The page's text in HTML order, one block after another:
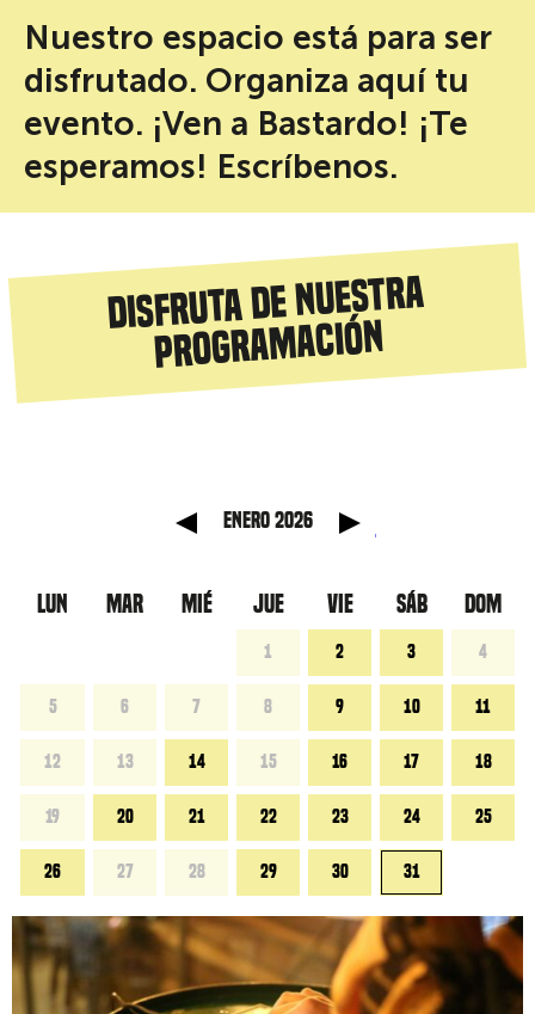
Nuestro espacio está para ser
disfrutado. Organiza aquí tu
evento. ¡Ven a Bastardo! ¡Te
esperamos! Escríbenos.
Disfruta de nuestra
programación
enero 2026
LUN MAR MIÉ JUE VIE SÁB DOM
1 2 3 4
5 6 7 8 9 10 11
12 13 14 15 16 17 18
19 20 21 22 23 24 25
26 27 28 29 30 31